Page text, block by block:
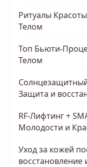
Ритуалы
Телом
Топ Бьюти-
Телом
Защита и
RF-Лифтинг +
Молодости и
Уход за кожей
восстановление